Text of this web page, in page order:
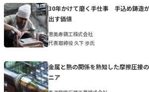
30年かけて磨く手仕事 手込め鋳造
出す価値
恵美寿鋳工株式会社
代表取締役 久下 歩氏
金属と熱の関係を熟知した摩擦圧接
ニア